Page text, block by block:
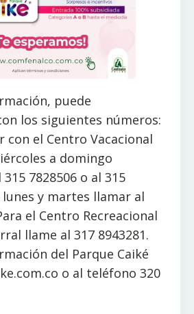
puede
los siguientes números:
con el Centro Vacacional
a domingo
7828506 o al 315
lunes y martes llamar al
el Centro Recreacional
llame al 317 8943281.
del Parque Caiké
o al teléfono 320